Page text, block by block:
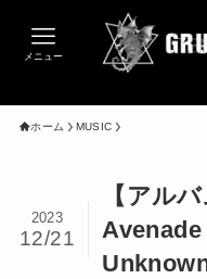
メニュー
ホーム MUSIC
【アル
2023
12/21